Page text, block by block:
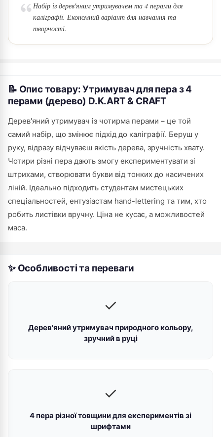
Набір із дерев'яним утримувачем та 4 перами для
каліграфії. Економний варіант для навчання та
творчості.
📝 Опис товару: Утримувач для пера з 4
перами (дерево) D.K.ART & CRAFT
Дерев'яний утримувач із чотирма перами – це той
самий набір, що змінює підхід до каліграфії. Беруш у
руку, відразу відчуваєш якість дерева, зручність хвату.
Чотири різні пера дають змогу експериментувати зі
штрихами, створювати букви від тонких до насичених
ліній. Ідеально підходить студентам мистецьких
спеціальностей, ентузіастам hand-lettering та тим, хто
робить листівки вручну. Ціна не кусає, а можливостей
маса.
✨ Особливості та переваги
✓
Дерев'яний утримувач природного кольору,
зручний в руці
✓
4 пера різної товщини для експериментів зі
шрифтами